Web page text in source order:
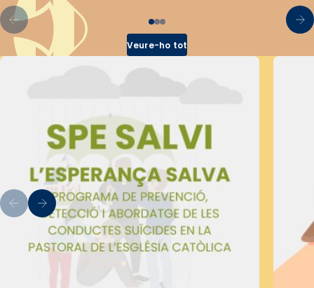
Veure-ho tot